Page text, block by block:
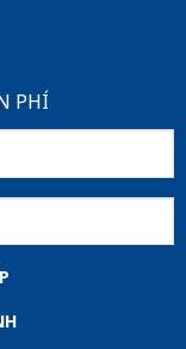
PHÍ